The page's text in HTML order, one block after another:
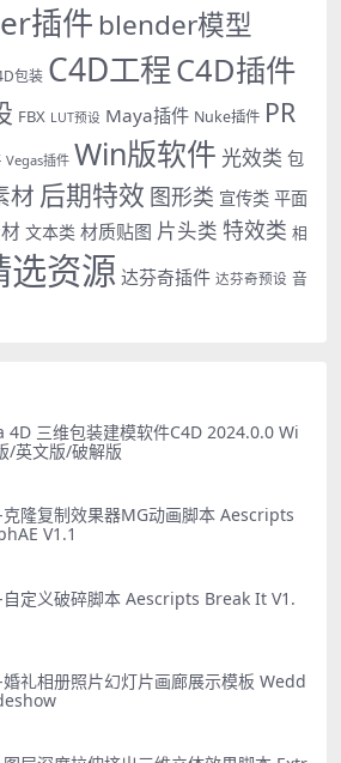
插件 blender模型
包装 C4D工程C4D插件
FBX LUT预设 Maya插件 Nuke插件 PR
Vegas插件 Win版软件 光效类 包
材 后期特效 图形类 宣传类 平面
文本类 材质贴图 片头类 特效类 相
选资源 达芬奇插件 达芬奇预设 音
4D 三维包装建模软件C4D 2024.0.0 Wi
/英文版/破解版
克隆复制效果器MG动画脚本 Aescripts
V1.1
自定义破碎脚本 Aescripts Break It V1.
婚礼相册照片幻灯片画廊展示模板 Wedd